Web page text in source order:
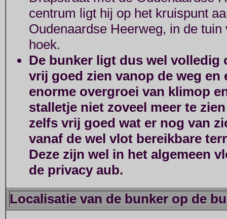
centrum ligt hij op het kruispunt
Oudenaardse Heerweg, in de
hoek.
De bunker ligt dus wel volledig
vrij goed zien vanop de weg
enorme overgroei van klimop
stalletje niet zoveel meer te
zelfs vrij goed wat er nog van
vanaf de wel vlot bereikbare
Deze zijn wel in het algemeen
de privacy aub.
Localisatie van de bunker op de